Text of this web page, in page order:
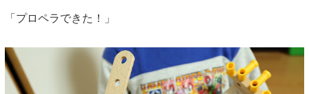
「プロペラできた！」